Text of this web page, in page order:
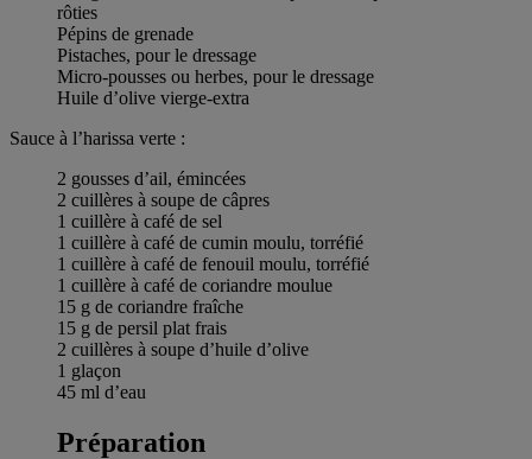
rôties
Pépins de grenade
Pistaches, pour le dressage
Micro-pousses ou herbes, pour le dressage
Huile d’olive vierge-extra
Sauce à l’harissa verte :
2 gousses d’ail, émincées
2 cuillères à soupe de câpres
1 cuillère à café de sel
1 cuillère à café de cumin moulu, torréfié
1 cuillère à café de fenouil moulu, torréfié
1 cuillère à café de coriandre moulue
15 g de coriandre fraîche
15 g de persil plat frais
2 cuillères à soupe d’huile d’olive
1 glaçon
45 ml d’eau
Préparation